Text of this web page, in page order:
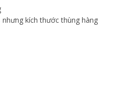
kích thước thùng hàng